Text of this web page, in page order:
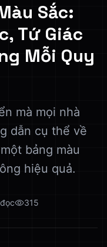
Sắc:
Tứ Giác
Mỗi Quy
mà mọi nhà
dẫn cụ thể về
bảng màu
hiệu quả.
315